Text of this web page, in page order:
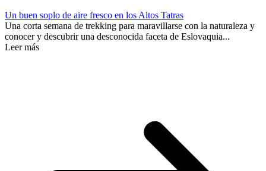
Un buen soplo de aire fresco en los Altos Tatras
Una corta semana de trekking para maravillarse con la naturaleza y
conocer y descubrir una desconocida faceta de Eslovaquia...
Leer más